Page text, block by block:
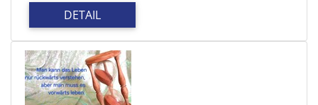
DETAIL